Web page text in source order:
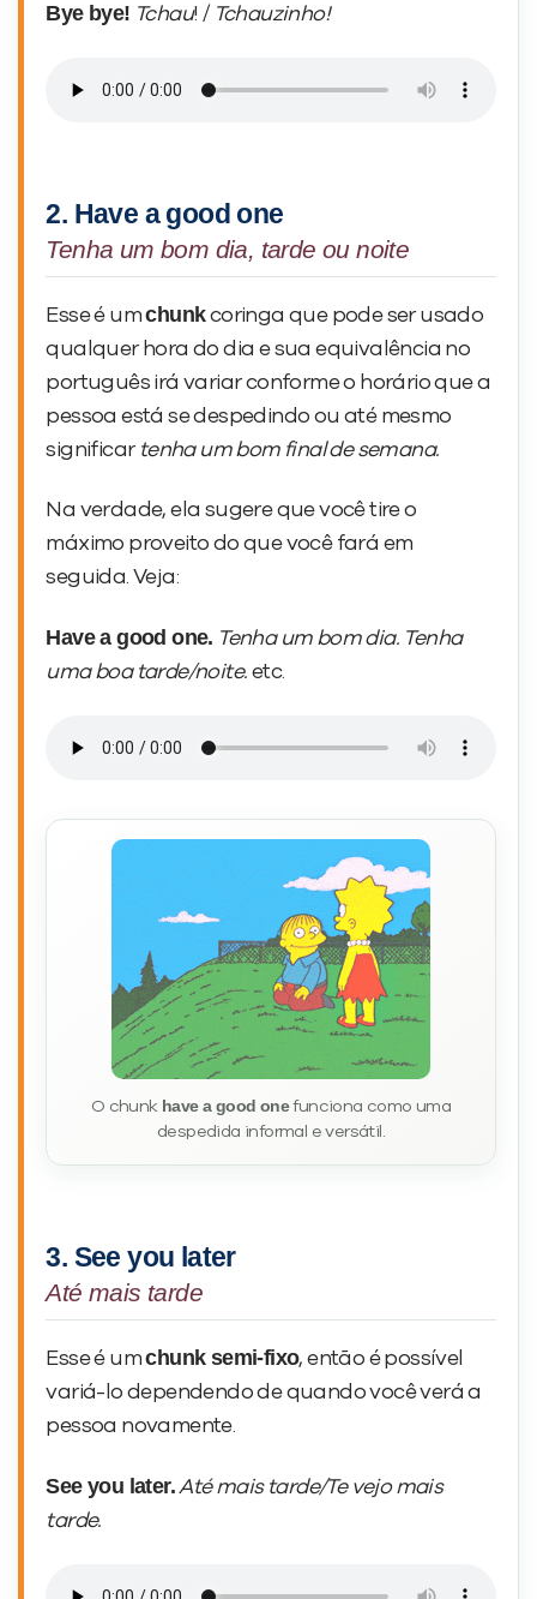
Bye bye! Tchau! / Tchauzinho!
2. Have a good one
Tenha um bom dia, tarde ou noite
Esse é umchunkcoringa que pode ser usado
qualquer hora do dia e sua equivalência no
português irá variar conforme o horário que a
pessoa está se despedindo ou até mesmo
significartenha um bom final de semana.
Na verdade, ela sugere que você tire o
máximo proveito do que você fará em
seguida. Veja:
Have a good one. Tenha um bom dia. Tenha
uma boa tarde/noite. etc.
O chunk have a good onefunciona como uma
despedida informal e versátil.
3. See you later
Até mais tarde
Esse é umchunk semi-fixo, então é possível
variá-lo dependendo de quando você verá a
pessoa novamente.
See you later. Até mais tarde/Te vejo mais
tarde.